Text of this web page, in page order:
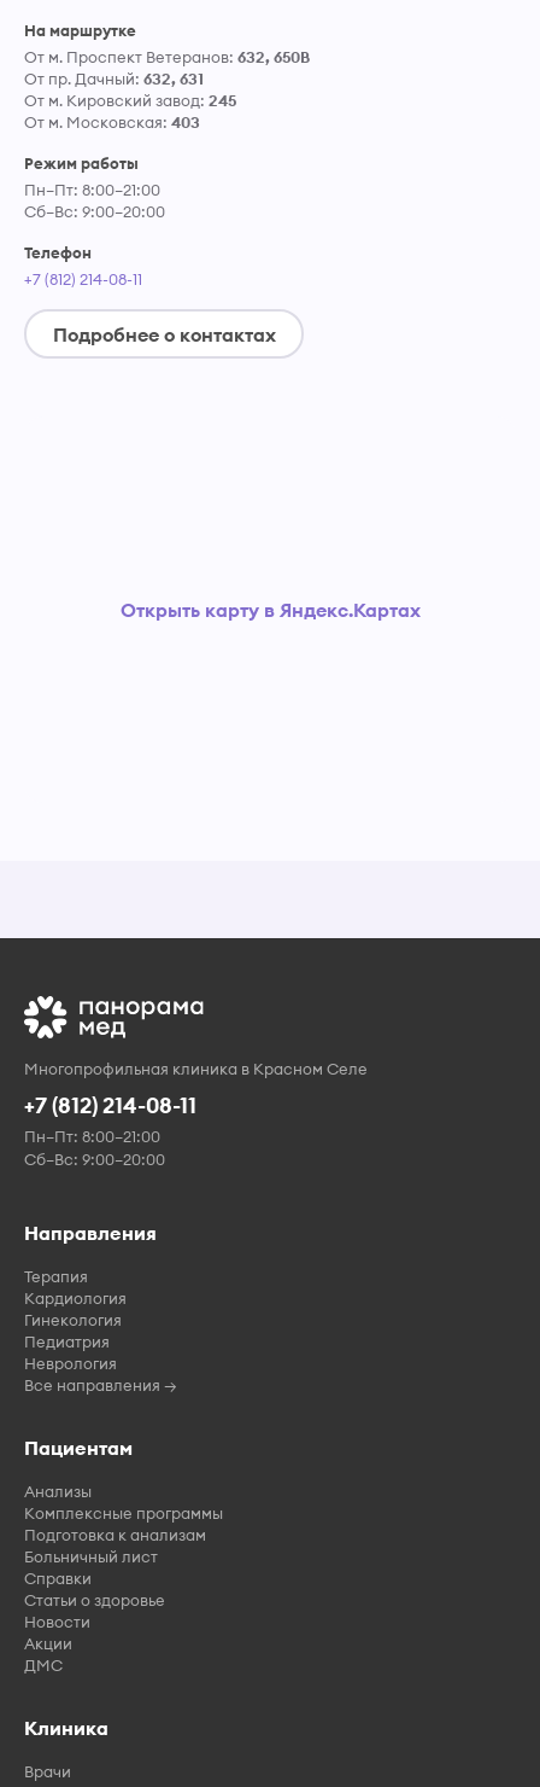
На маршрутке
От м. Проспект Ветеранов: 632, 650В
От пр. Дачный: 632, 631
От м. Кировский завод: 245
От м. Московская: 403
Режим работы
Пн–Пт: 8:00–21:00
Сб–Вс: 9:00–20:00
Телефон
+7 (812) 214-08-11
Подробнее о контактах
Открыть карту в Яндекс.Картах
Многопрофильная клиника в Красном Селе
+7 (812) 214-08-11
Пн–Пт: 8:00–21:00
Сб–Вс: 9:00–20:00
Направления
Терапия
Кардиология
Гинекология
Педиатрия
Неврология
Все направления →
Пациентам
Анализы
Комплексные программы
Подготовка к анализам
Больничный лист
Справки
Статьи о здоровье
Новости
Акции
ДМС
Клиника
Врачи